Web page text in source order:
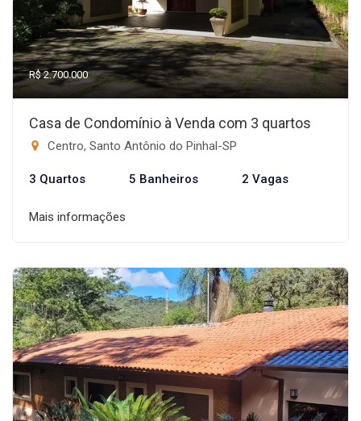
R$ 2.700.000
Casa de Condomínio à Venda com 3 quartos
Centro, Santo Antônio do Pinhal-SP
3 Quartos 5 Banheiros 2 Vagas
Mais informações